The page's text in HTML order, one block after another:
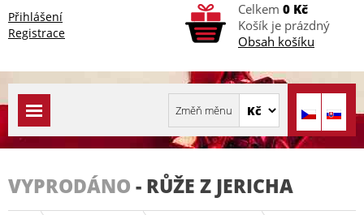
Přihlášení
Registrace
Celkem 0 Kč
Košík je prázdný
Obsah košíku
VYPRODÁNO - RŮŽE Z JERICHA